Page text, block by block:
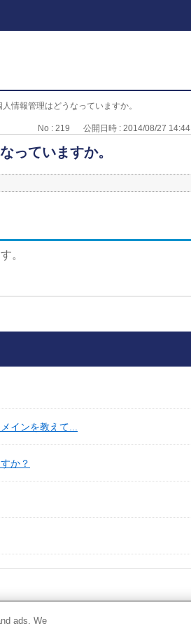
情報管理はどうなっていますか。
No : 219 公開日時 : 2014/08/27 14:44
っていますか。
。
インを教えて...
か？
ads. We